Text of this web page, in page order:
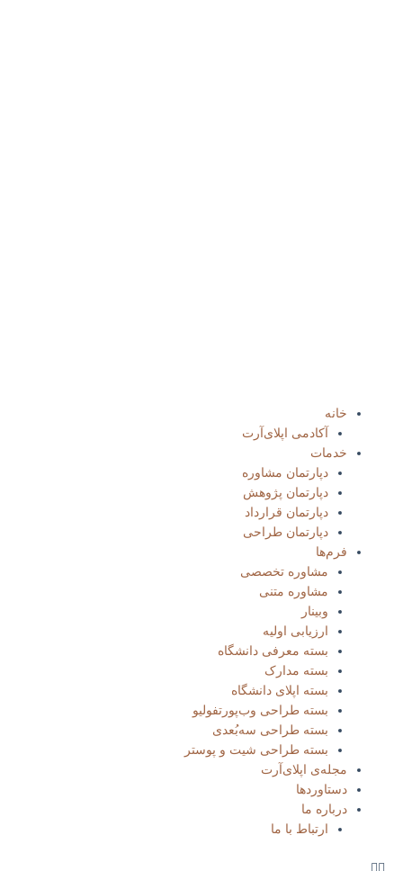
خانه
آکادمی اپلای‌آرت
خدمات
دپارتمان مشاوره
دپارتمان پژوهش
دپارتمان قرارداد
دپارتمان طراحی
فرم‌ها
مشاوره تخصصی
مشاوره متنی
وبینار
ارزیابی اولیه
بسته معرفی دانشگاه
بسته مدارک
بسته‌ اپلای دانشگاه
بسته طراحی وب‌پورتفولیو​
بسته طراحی سه‌بُعدی
بسته طراحی شیت و پوستر
مجله‌ی اپلای‌آرت
دستاوردها
درباره ما
ارتباط با ما